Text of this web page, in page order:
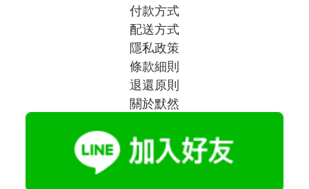
付款方式
配送方式
隱私政策
條款細則
退還原則
關於默然